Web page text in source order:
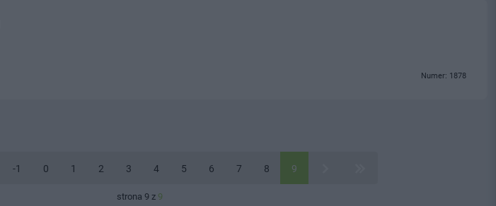
Numer: 1878
-1 0 1 2 3 4 5 6 7 8 9
strona 9 z 9